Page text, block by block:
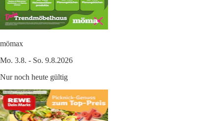
mömax
Mo. 3.8. - So. 9.8.2026
Nur noch heute gültig